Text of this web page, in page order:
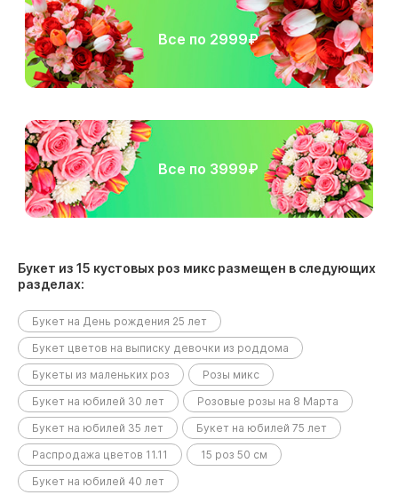
Все по 2999₽
Все по 3999₽
Букет из 15 кустовых роз микс размещен в следующих
разделах:
Букет на День рождения 25 лет
Букет цветов на выписку девочки из роддома
Букеты из маленьких роз
Розы микс
Букет на юбилей 30 лет
Розовые розы на 8 Марта
Букет на юбилей 35 лет
Букет на юбилей 75 лет
Распродажа цветов 11.11
15 роз 50 см
Букет на юбилей 40 лет